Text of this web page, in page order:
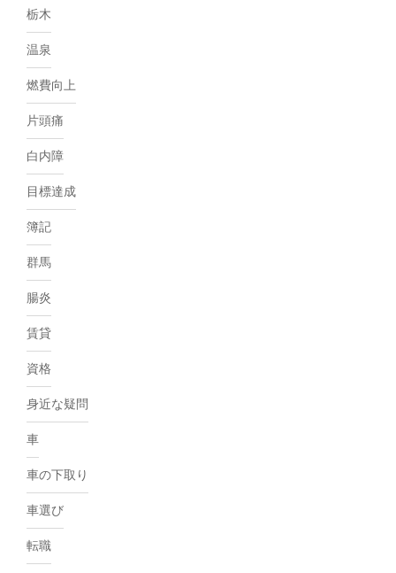
栃木
温泉
燃費向上
片頭痛
白内障
目標達成
簿記
群馬
腸炎
賃貸
資格
身近な疑問
車
車の下取り
車選び
転職